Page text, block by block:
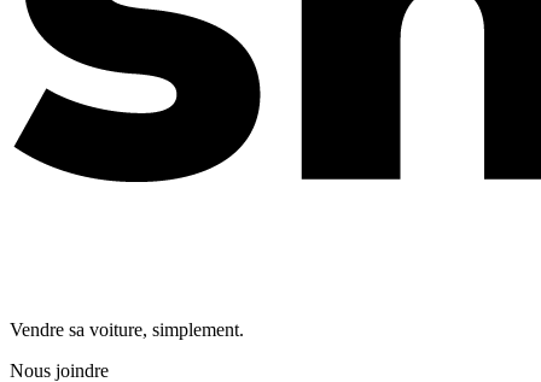
Vendre sa voiture, simplement.
Nous joindre